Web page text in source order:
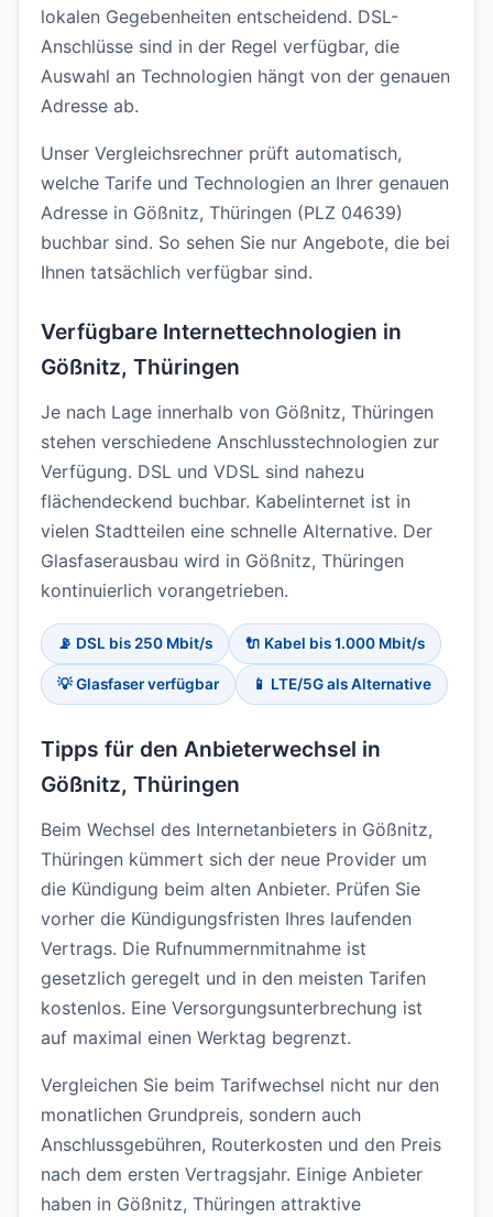
lokalen Gegebenheiten entscheidend. DSL-
Anschlüsse sind in der Regel verfügbar, die
Auswahl an Technologien hängt von der genauen
Adresse ab.
Unser Vergleichsrechner prüft automatisch,
welche Tarife und Technologien an Ihrer genauen
Adresse in Gößnitz, Thüringen (PLZ 04639)
buchbar sind. So sehen Sie nur Angebote, die bei
Ihnen tatsächlich verfügbar sind.
Verfügbare Internettechnologien in
Gößnitz, Thüringen
Je nach Lage innerhalb von Gößnitz, Thüringen
stehen verschiedene Anschlusstechnologien zur
Verfügung. DSL und VDSL sind nahezu
flächendeckend buchbar. Kabelinternet ist in
vielen Stadtteilen eine schnelle Alternative. Der
Glasfaserausbau wird in Gößnitz, Thüringen
kontinuierlich vorangetrieben.
📡 DSL bis 250 Mbit/s 🔌 Kabel bis 1.000 Mbit/s
💡 Glasfaser verfügbar 📱 LTE/5G als Alternative
Tipps für den Anbieterwechsel in
Gößnitz, Thüringen
Beim Wechsel des Internetanbieters in Gößnitz,
Thüringen kümmert sich der neue Provider um
die Kündigung beim alten Anbieter. Prüfen Sie
vorher die Kündigungsfristen Ihres laufenden
Vertrags. Die Rufnummernmitnahme ist
gesetzlich geregelt und in den meisten Tarifen
kostenlos. Eine Versorgungsunterbrechung ist
auf maximal einen Werktag begrenzt.
Vergleichen Sie beim Tarifwechsel nicht nur den
monatlichen Grundpreis, sondern auch
Anschlussgebühren, Routerkosten und den Preis
nach dem ersten Vertragsjahr. Einige Anbieter
haben in Gößnitz, Thüringen attraktive